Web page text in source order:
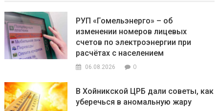
РУП «Гомельэнерго» – об
изменении номеров лицевых
счетов по электроэнергии при
расчётах с населением
06.08.2026 0
В Хойникской ЦРБ дали советы, как
уберечься в аномальную жару